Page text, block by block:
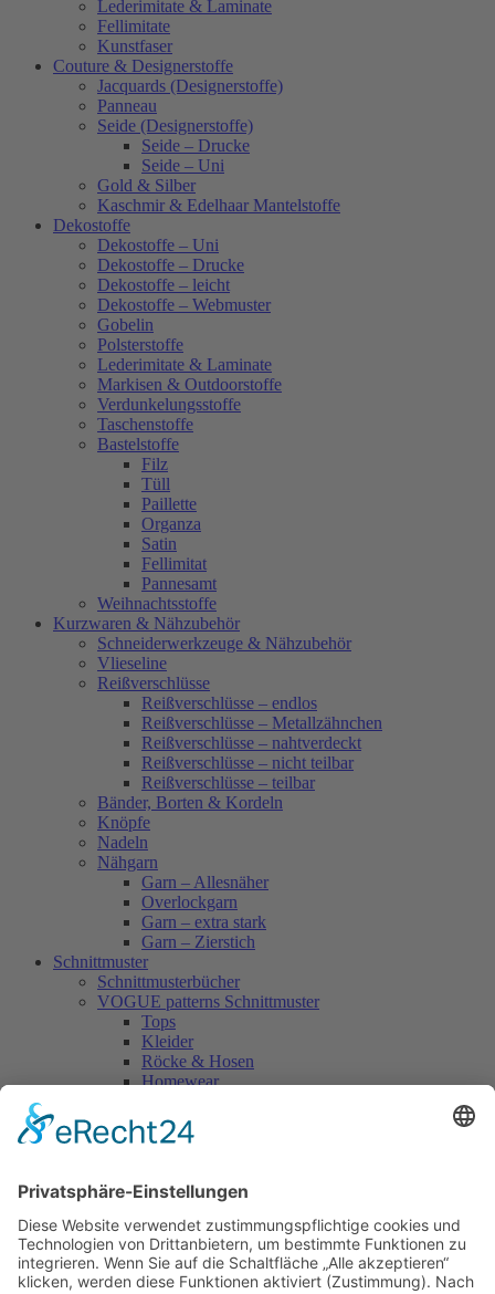
Lederimitate & Laminate
Fellimitate
Kunstfaser
Couture & Designerstoffe
Jacquards (Designerstoffe)
Panneau
Seide (Designerstoffe)
Seide – Drucke
Seide – Uni
Gold & Silber
Kaschmir & Edelhaar Mantelstoffe
Dekostoffe
Dekostoffe – Uni
Dekostoffe – Drucke
Dekostoffe – leicht
Dekostoffe – Webmuster
Gobelin
Polsterstoffe
Lederimitate & Laminate
Markisen & Outdoorstoffe
Verdunkelungsstoffe
Taschenstoffe
Bastelstoffe
Filz
Tüll
Paillette
Organza
Satin
Fellimitat
Pannesamt
Weihnachtsstoffe
Kurzwaren & Nähzubehör
Schneiderwerkzeuge & Nähzubehör
Vlieseline
Reißverschlüsse
Reißverschlüsse – endlos
Reißverschlüsse – Metallzähnchen
Reißverschlüsse – nahtverdeckt
Reißverschlüsse – nicht teilbar
Reißverschlüsse – teilbar
Bänder, Borten & Kordeln
Knöpfe
Nadeln
Nähgarn
Garn – Allesnäher
Overlockgarn
Garn – extra stark
Garn – Zierstich
Schnittmuster
Schnittmusterbücher
VOGUE patterns Schnittmuster
Tops
Kleider
Röcke & Hosen
Homewear
Vogue Vintage
Herren
Accessoires
Einzelschnittmuster Burda
Tops
Kleider
Röcke & Hosen
Homewear